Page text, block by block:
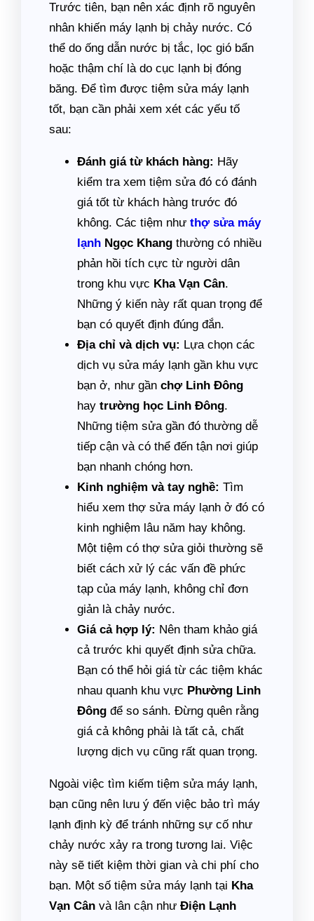
Trước tiên, bạn nên xác định rõ nguyên
nhân khiến máy lạnh bị chảy nước. Có
thể do ống dẫn nước bị tắc, lọc gió bẩn
hoặc thậm chí là do cục lạnh bị đóng
băng. Để tìm được tiệm sửa máy lạnh
tốt, bạn cần phải xem xét các yếu tố
sau:
Đánh giá từ khách hàng: Hãy
kiểm tra xem tiệm sửa đó có đánh
giá tốt từ khách hàng trước đó
không. Các tiệm như thợ sửa máy
lạnh Ngọc Khang thường có nhiều
phản hồi tích cực từ người dân
trong khu vực Kha Vạn Cân.
Những ý kiến này rất quan trọng để
bạn có quyết định đúng đắn.
Địa chỉ và dịch vụ: Lựa chọn các
dịch vụ sửa máy lạnh gần khu vực
bạn ở, như gần chợ Linh Đông
hay trường học Linh Đông.
Những tiệm sửa gần đó thường dễ
tiếp cận và có thể đến tận nơi giúp
bạn nhanh chóng hơn.
Kinh nghiệm và tay nghề: Tìm
hiểu xem thợ sửa máy lạnh ở đó có
kinh nghiệm lâu năm hay không.
Một tiệm có thợ sửa giỏi thường sẽ
biết cách xử lý các vấn đề phức
tạp của máy lạnh, không chỉ đơn
giản là chảy nước.
Giá cả hợp lý: Nên tham khảo giá
cả trước khi quyết định sửa chữa.
Bạn có thể hỏi giá từ các tiệm khác
nhau quanh khu vực Phường Linh
Đông để so sánh. Đừng quên rằng
giá cả không phải là tất cả, chất
lượng dịch vụ cũng rất quan trọng.
Ngoài việc tìm kiếm tiệm sửa máy lạnh,
bạn cũng nên lưu ý đến việc bảo trì máy
lạnh định kỳ để tránh những sự cố như
chảy nước xảy ra trong tương lai. Việc
này sẽ tiết kiệm thời gian và chi phí cho
bạn. Một số tiệm sửa máy lạnh tại Kha
Vạn Cân và lân cận như Điện Lạnh